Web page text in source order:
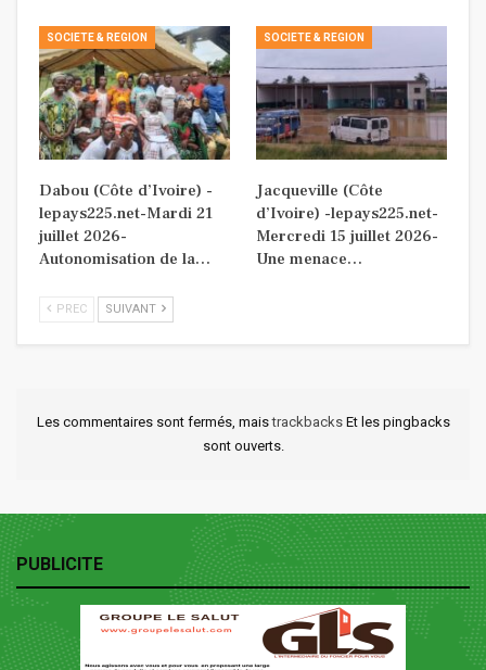
SOCIETE & REGION
Dabou (Côte d’Ivoire) -
lepays225.net-Mardi 21
juillet 2026-
Autonomisation de la…
SOCIETE & REGION
Jacqueville (Côte
d’Ivoire) -lepays225.net-
Mercredi 15 juillet 2026-
Une menace…
PREC SUIVANT
Les commentaires sont fermés, maistrackbacks Et les pingbacks
sont ouverts.
PUBLICITE